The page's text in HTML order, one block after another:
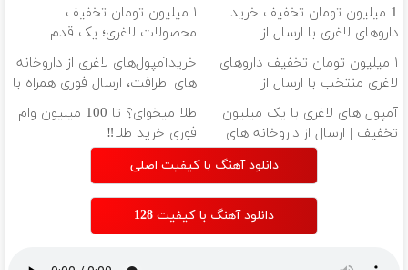
1 میلیون تومان تخفیف خرید
داروهای لاغری با ارسال از
داروخانه و پک یخ!
۱ میلیون تومان تخفیف
محصولات لاغری؛ یک قدم
نزدیک‌تر به شروع کاهش وزن
۱ میلیون تومان تخفیف داروهای
لاغری منتخب با ارسال از
داروخانه نزدیکت
خریدآمپول‌های لاغری از داروخانه
های اطرافت، ارسال فوری همراه با
پک یخ!
آمپول های لاغری با یک میلیون
تخفیف | ارسال از داروخانه های
طلا میخوای؟ تا 100 میلیون وام
فوری خرید طلا‼️
دانلود آهنگ با کیفیت اصلی
دانلود آهنگ با کیفیت 128